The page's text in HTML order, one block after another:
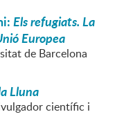
Els refugiats. La
Europea
de Barcelona
Lluna
científic i